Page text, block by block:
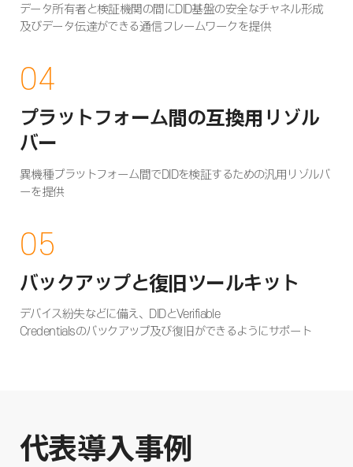
データ所有者と検証機関の間にDID基盤の安全なチャネル形成
及びデータ伝達ができる通信フレームワークを提供
04
プラットフォーム間の互換用リゾル
バー
異機種プラットフォーム間でDIDを検証するための汎用リゾルバ
ーを提供
05
バックアップと復旧ツールキット
デバイス紛失などに備え、DIDとVerifiable
Credentialsのバックアップ及び復旧ができるようにサポート
代表導入事例